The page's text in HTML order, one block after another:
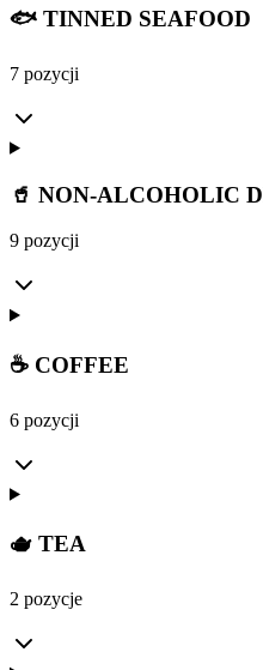
🐟 TINNED SEAFOOD
7 pozycji
🥤 NON-ALCOHOLIC
9 pozycji
☕ COFFEE
6 pozycji
🫖 TEA
2 pozycje